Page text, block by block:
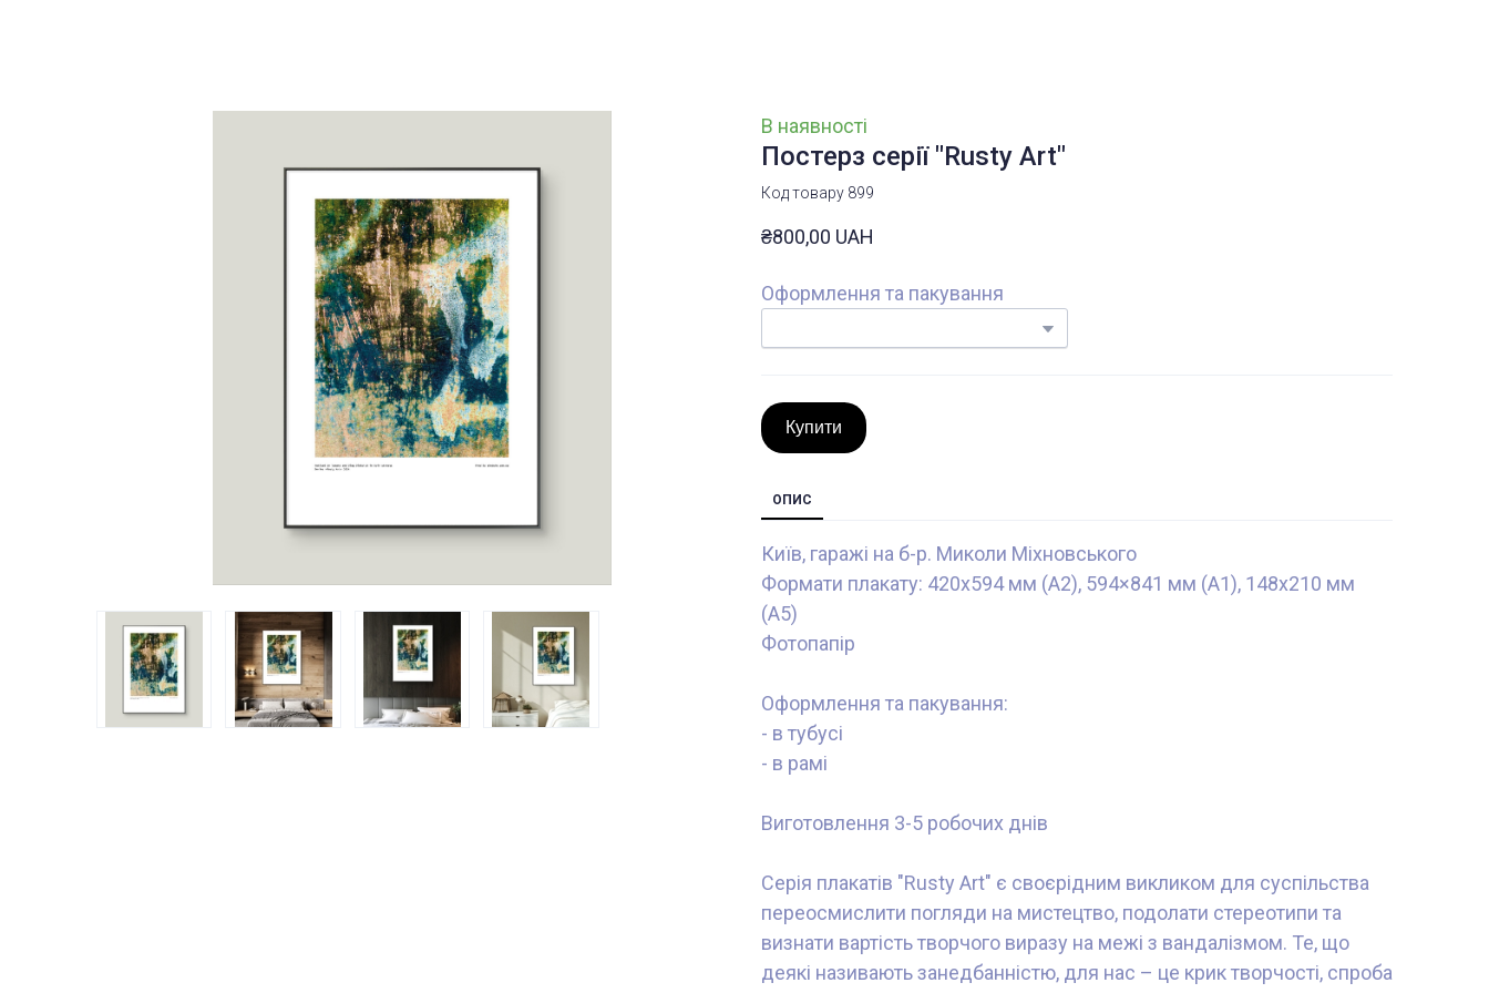
В наявності
Постерз серії "Rusty Art"
Код товару 899
₴800,00 UAH
Оформлення та пакування
Купити
ОПИС
Київ, гаражі на б-р. Миколи Міхновського
Формати плакату: 420x594 мм (А2), 594×841 мм (А1), 148x210 мм
(А5)
Фотопапір
Оформлення та пакування:
- в тубусі
- в рамі
Виготовлення 3-5 робочих днів
Серія плакатів "Rusty Art" є своєрідним викликом для суспільства
переосмислити погляди на мистецтво, подолати стереотипи та
визнати вартість творчого виразу на межі з вандалізмом. Те, що
деякі називають занедбанністю, для нас – це крик творчості, спроба